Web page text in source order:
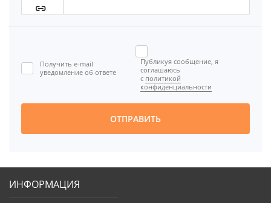




Получить e-mail
уведомление об ответе
Публикуя сообщение, я
соглашаюсь
с политикой
конфиденциальности
ОТПРАВИТЬ
ИНФОРМАЦИЯ